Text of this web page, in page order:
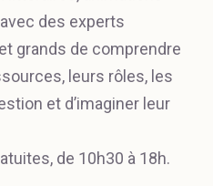
des experts
grands de comprendre
leurs rôles, les
et d’imaginer leur
de 10h30 à 18h.